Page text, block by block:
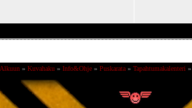
Alkuun» Kuvahaku» Info&Ohje» Puskarata» Tapahtumakalenteri »